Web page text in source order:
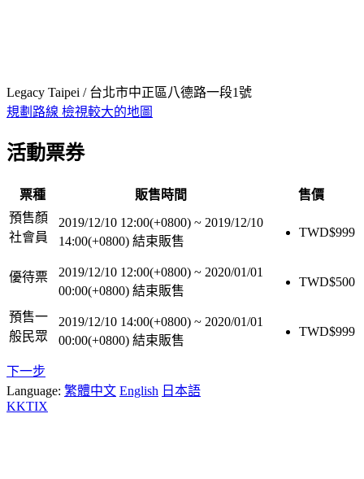
Legacy Taipei / 台北市中正區八德路一段1號
規劃路線 檢視較大的地圖
活動票券
票種 販售時間
售價
預售顏
社會員
2019/12/10 12:00(+0800) ~ 2019/12/10
14:00(+0800) 結束販售
TWD$999
優待票 2019/12/10 12:00(+0800) ~ 2020/01/01
00:00(+0800) 結束販售
TWD$500
預售一
般民眾
2019/12/10 14:00(+0800) ~ 2020/01/01
00:00(+0800) 結束販售
TWD$999
下一步
Language: 繁體中文 English 日本語
KKTIX